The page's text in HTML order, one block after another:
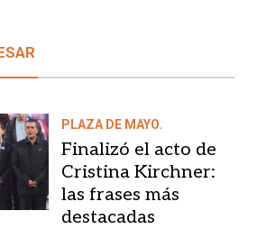
PLAZA DE MAYO.
Finalizó el acto de
Cristina Kirchner:
las frases más
destacadas